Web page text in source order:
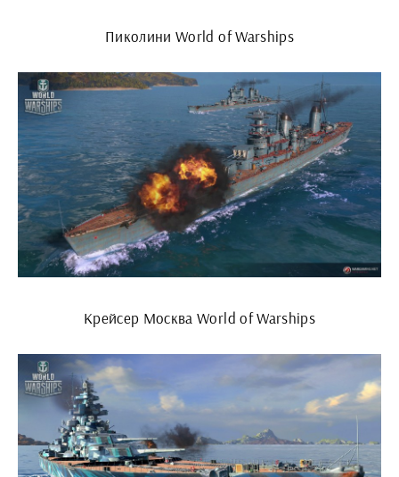
Пиколини World of Warships
Крейсер Москва World of Warships